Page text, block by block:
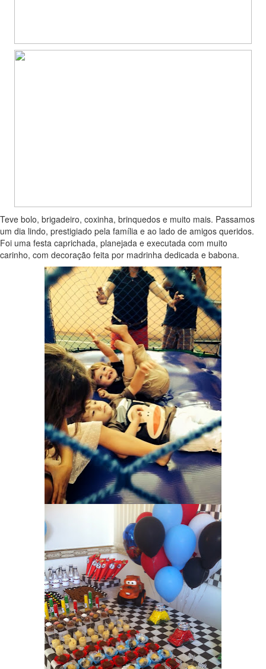
Teve bolo, brigadeiro, coxinha, brinquedos e muito mais. Passamos
um dia lindo, prestigiado pela família e ao lado de amigos queridos.
Foi uma festa caprichada, planejada e executada com muito
carinho, com decoração feita por madrinha dedicada e babona.